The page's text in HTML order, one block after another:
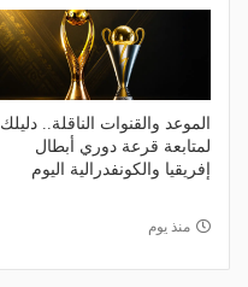
الموعد والقنوات الناقلة.. دليلك
لمتابعة قرعة دوري أبطال
إفريقيا والكونفدرالية اليوم
منذ يوم